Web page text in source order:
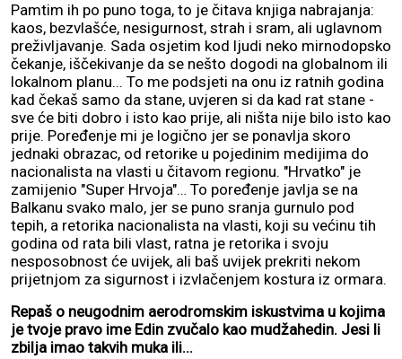
Pamtim ih po puno toga, to je čitava knjiga nabrajanja:
kaos, bezvlašće, nesigurnost, strah i sram, ali uglavnom
preživljavanje. Sada osjetim kod ljudi neko mirnodopsko
čekanje, iščekivanje da se nešto dogodi na globalnom ili
lokalnom planu... To me podsjeti na onu iz ratnih godina
kad čekaš samo da stane, uvjeren si da kad rat stane -
sve će biti dobro i isto kao prije, ali ništa nije bilo isto kao
prije. Poređenje mi je logično jer se ponavlja skoro
jednaki obrazac, od retorike u pojedinim medijima do
nacionalista na vlasti u čitavom regionu. "Hrvatko" je
zamijenio "Super Hrvoja"… To poređenje javlja se na
Balkanu svako malo, jer se puno sranja gurnulo pod
tepih, a retorika nacionalista na vlasti, koji su većinu tih
godina od rata bili vlast, ratna je retorika i svoju
nesposobnost će uvijek, ali baš uvijek prekriti nekom
prijetnjom za sigurnost i izvlačenjem kostura iz ormara.
Repaš o neugodnim aerodromskim iskustvima u kojima
je tvoje pravo ime Edin zvučalo kao mudžahedin. Jesi li
zbilja imao takvih muka ili...